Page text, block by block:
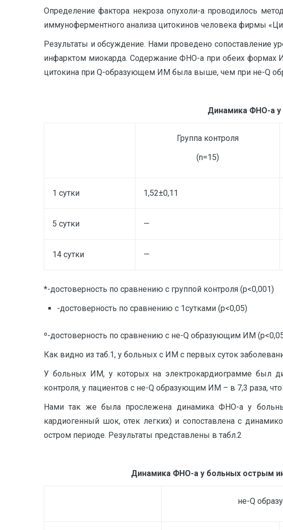
Определение фактора некроза опухоли-а проводилось
иммуноферментного анализа цитокинов человека фирмы
Результаты и обсуждение. Нами проведено сопоставление
инфарктом миокарда. Содержание ФНО-а при обеих формах
цитокина при Q-образующем ИМ была выше, чем при не-Q
Динамика ФНО-а у
Группа контроля
(n=15)
1 сутки 1,52±0,11
5 сутки —
14 сутки —
*-достоверность по сравнению с группой контроля (p<0,001)
-достоверность по сравнению с 1сутками (р<0,05)
º-достоверность по сравнению с не-Q образующим ИМ
Как видно из таб.1, у больных с ИМ с первых суток
У больных ИМ, у которых на электрокардиограмме был
контроля, у пациентов с не-Q образующим ИМ – в 7,3 раза,
Нами так же была прослежена динамика ФНО-а у
кардиогенный шок, отек легких) и сопоставлена с
остром периоде. Результаты представлены в табл.2
Динамика ФНО-а у больных острым
не-Q